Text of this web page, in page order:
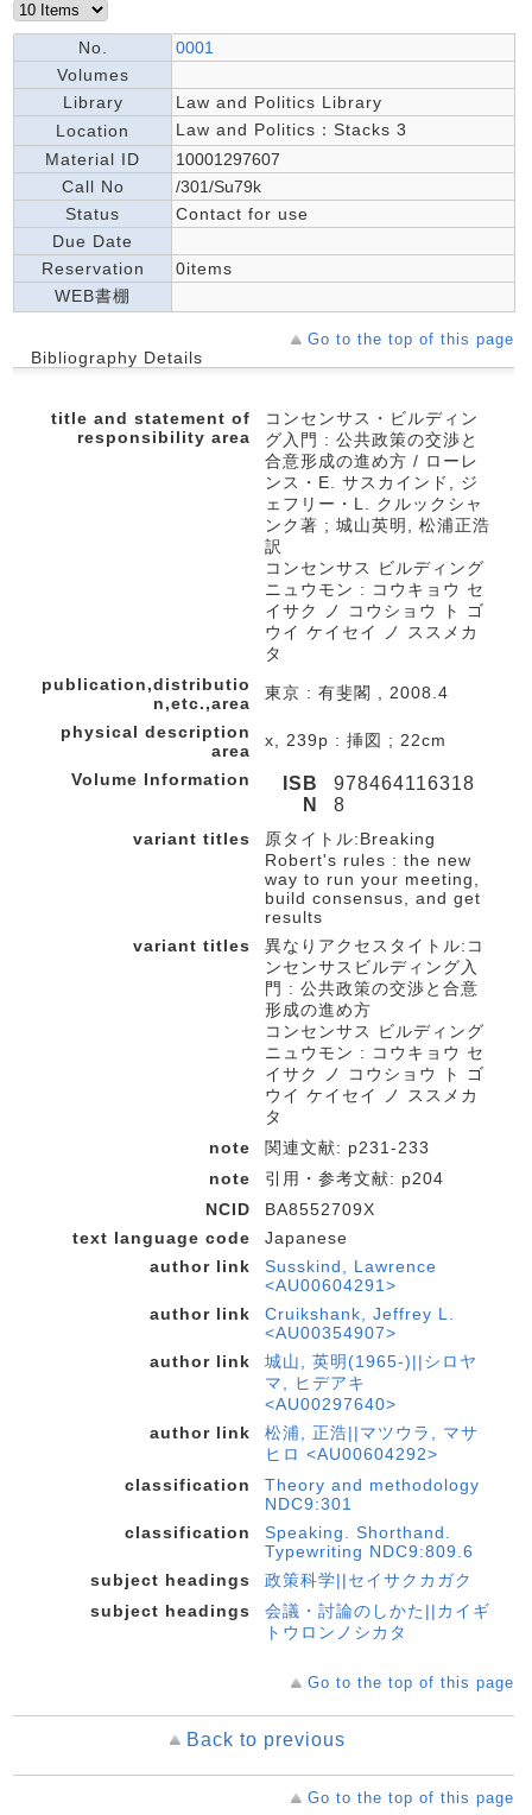
No.
0001
Volumes
Library
Law and Politics Library
Location
Law and Politics：Stacks 3
Material ID
10001297607
Call No
/301/Su79k
Status
Contact for use
Due Date
Reservation
0items
WEB書棚
Go to the top of this page
Bibliography Details
title and statement of
responsibility area
コンセンサス・ビルディン
グ入門 : 公共政策の交渉と
合意形成の進め方 / ローレ
ンス・E. サスカインド, ジ
ェフリー・L. クルックシャ
ンク著 ; 城山英明, 松浦正浩
訳
コンセンサス ビルディング
ニュウモン : コウキョウ セ
イサク ノ コウショウ ト ゴ
ウイ ケイセイ ノ ススメカ
タ
publication,distributio
n,etc.,area
東京 : 有斐閣 , 2008.4
physical description
area
x, 239p : 挿図 ; 22cm
Volume Information
ISB
N
978464116318
8
variant titles
原タイトル:Breaking
Robert's rules : the new
way to run your meeting,
build consensus, and get
results
variant titles
異なりアクセスタイトル:コ
ンセンサスビルディング入
門 : 公共政策の交渉と合意
形成の進め方
コンセンサス ビルディング
ニュウモン : コウキョウ セ
イサク ノ コウショウ ト ゴ
ウイ ケイセイ ノ ススメカ
タ
note
関連文献: p231-233
note
引用・参考文献: p204
NCID
BA8552709X
text language code
Japanese
author link
Susskind, Lawrence
<AU00604291>
author link
Cruikshank, Jeffrey L.
<AU00354907>
author link
城山, 英明(1965-)||シロヤ
マ, ヒデアキ
<AU00297640>
author link
松浦, 正浩||マツウラ, マサ
ヒロ <AU00604292>
classification
Theory and methodology
NDC9:301
classification
Speaking. Shorthand.
Typewriting NDC9:809.6
subject headings
政策科学||セイサクカガク
subject headings
会議・討論のしかた||カイギ
トウロンノシカタ
Go to the top of this page
Back to previous
Go to the top of this page